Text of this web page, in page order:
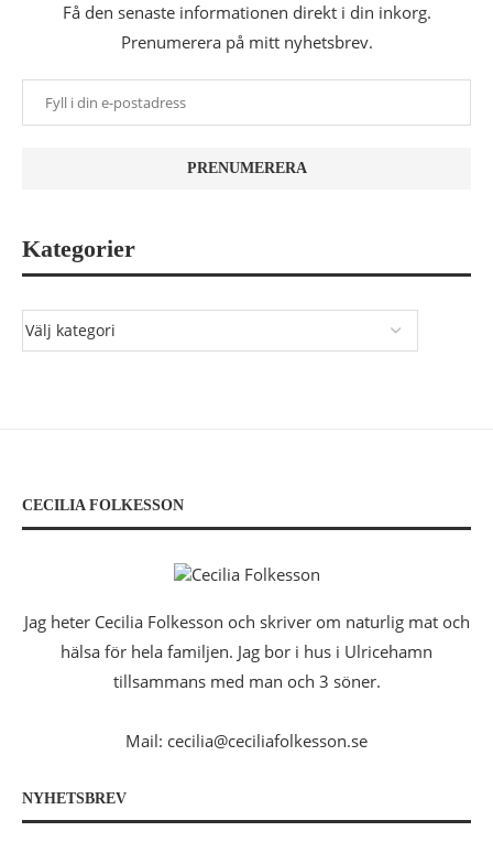
Få den senaste informationen direkt i din inkorg.
Prenumerera på mitt nyhetsbrev.
Kategorier
CECILIA FOLKESSON
Jag heter Cecilia Folkesson och skriver om naturlig mat och
hälsa för hela familjen. Jag bor i hus i Ulricehamn
tillsammans med man och 3 söner.
Mail: cecilia@ceciliafolkesson.se
NYHETSBREV